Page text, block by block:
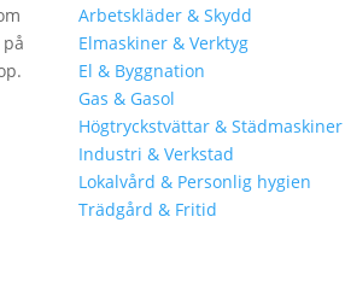
Arbetskläder & Skydd
Elmaskiner & Verktyg
El & Byggnation
Gas & Gasol
Högtryckstvättar & Städmaskiner
Industri & Verkstad
Lokalvård & Personlig hygien
Trädgård & Fritid